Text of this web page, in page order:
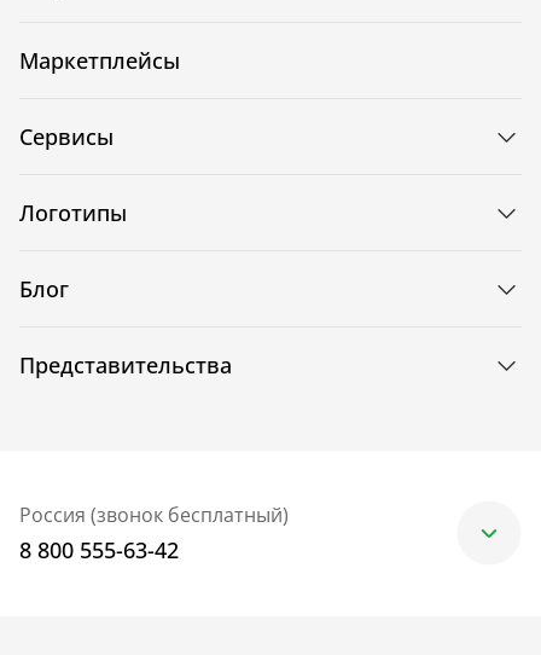
Маркетплейсы
Сервисы
Логотипы
Блог
Представительства
Россия (звонок бесплатный)
8 800 555-63-42